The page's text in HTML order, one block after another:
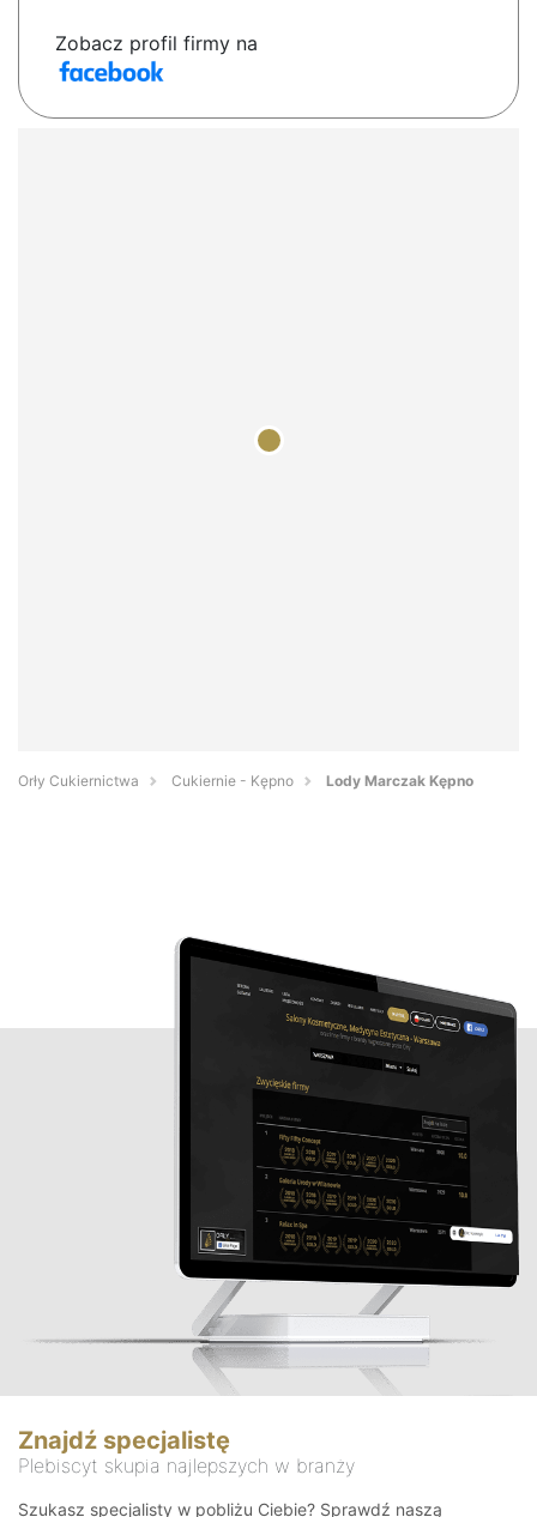
Zobacz profil firmy na
Orły Cukiernictwa Cukiernie - Kępno Lody Marczak Kępno
Znajdź specjalistę
Plebiscyt skupia najlepszych w branży
Szukasz specjalisty w pobliżu Ciebie? Sprawdź naszą